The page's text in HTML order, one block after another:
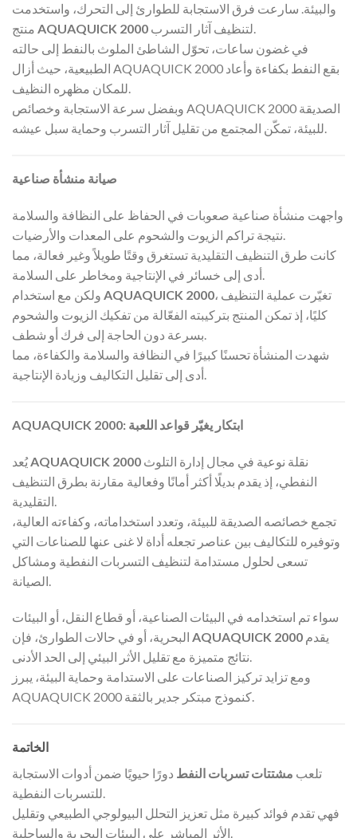
والبيئة. سارعت فرق الاستجابة للطوارئ إلى التحرك، واستخدمت
AQUAQUICK 2000
لتنظيف آثار التسرب.
في غضون ساعات، تحوّل الشاطئ الملوث بالنفط إلى حالته
الطبيعية، حيث أزال AQUAQUICK 2000 بقع النفط بكفاءة وأعاد
للمكان مظهره النظيف.
وبفضل سرعة الاستجابة وخصائص AQUAQUICK 2000 الصديقة
للبيئة، تمكّن المجتمع من تقليل آثار التسرب وحماية سبل عيشه.
صيانة منشأة صناعية
واجهت منشأة صناعية صعوبات في الحفاظ على النظافة والسلامة
نتيجة تراكم الزيوت والشحوم على المعدات والأرضيات.
كانت طرق التنظيف التقليدية تستغرق وقتًا طويلاً وغير فعالة، مما
أدى إلى خسائر في الإنتاجية ومخاطر على السلامة.
AQUAQUICK 2000، تغيّرت عملية التنظيف
كليًا، إذ تمكن المنتج بتركيبته الفعّالة من تفكيك الزيوت والشحوم
بسرعة دون الحاجة إلى فرك أو شطف.
شهدت المنشأة تحسنًا كبيرًا في النظافة والسلامة والكفاءة، مما
أدى إلى تقليل التكاليف وزيادة الإنتاجية.
AQUAQUICK 2000: ابتكار يغيّر قواعد اللعبة
يُعدAQUAQUICK 2000
النفطي، إذ يقدم بديلًا أكثر أمانًا وفعالية مقارنة بطرق التنظيف
تجمع خصائصه الصديقة للبيئة، وتعدد استخداماته، وكفاءته العالية،
وتوفيره للتكاليف بين عناصر تجعله أداة لا غنى عنها للصناعات التي
تسعى لحلول مستدامة لتنظيف التسربات النفطية ومشاكل
سواء تم استخدامه في البيئات الصناعية، أو قطاع النقل، أو البيئات
AQUAQUICK 2000
نتائج متميزة مع تقليل الأثر البيئي إلى الحد الأدنى.
ومع تزايد تركيز الصناعات على الاستدامة وحماية البيئة، يبرز
AQUAQUICK 2000 كنموذج مبتكر جدير بالثقة.
الخاتمة
تلعب مشتتات تسربات النفط دورًا حيويًا ضمن أدوات الاستجابة
للتسربات النفطية.
فهي تقدم فوائد كبيرة مثل تعزيز التحلل البيولوجي الطبيعي وتقليل
الأثر المباشر على البيئات البحرية والساحلية.